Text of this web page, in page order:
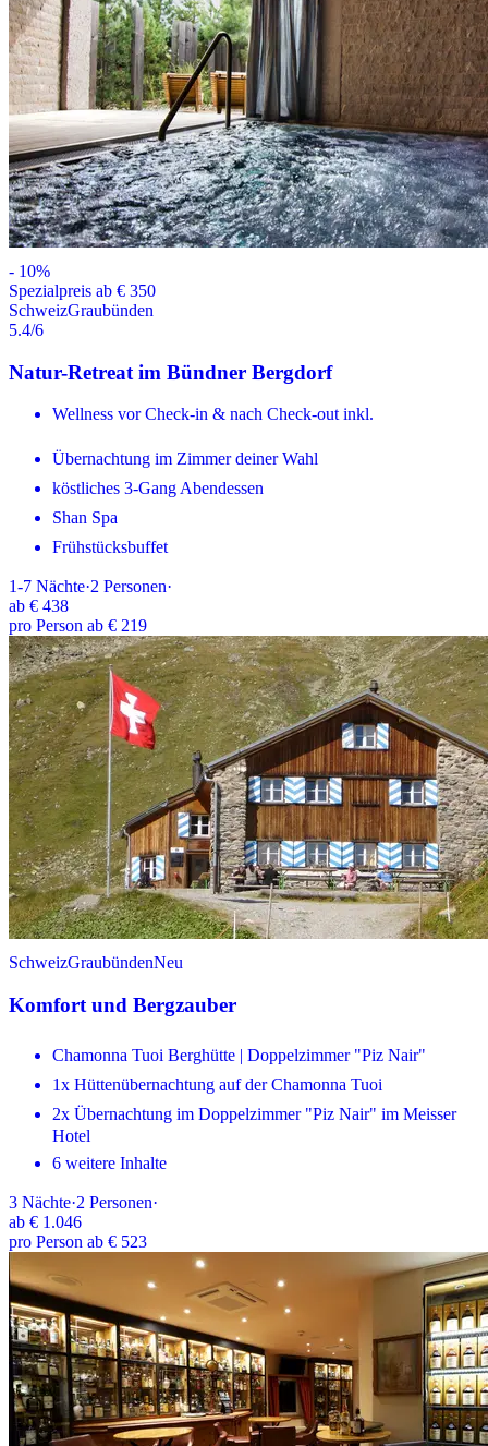
- 10%
Spezialpreis ab € 350
SchweizGraubünden
5.4/6
Natur-Retreat im Bündner Bergdorf
Wellness vor Check-in & nach Check-out inkl.
Übernachtung im Zimmer deiner Wahl
köstliches 3-Gang Abendessen
Shan Spa
Frühstücksbuffet
1-7 Nächte·2 Personen·
ab € 438
pro Person ab € 219
SchweizGraubündenNeu
Komfort und Bergzauber
Chamonna Tuoi Berghütte | Doppelzimmer "Piz Nair"
1x Hüttenübernachtung auf der Chamonna Tuoi
2x Übernachtung im Doppelzimmer "Piz Nair" im Meisser
Hotel
6 weitere Inhalte
3 Nächte·2 Personen·
ab € 1.046
pro Person ab € 523